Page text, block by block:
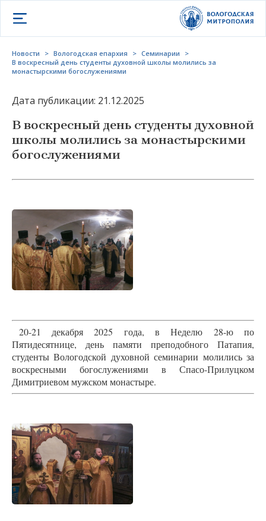
Открыть меню
Новости > Вологодская епархия > Семинарии
>
В воскресный день студенты духовной школы молились за
монастырскими богослужениями
Дата публикации: 21.12.2025
В воскресный день студенты духовной
школы молились за монастырскими
богослужениями
20-21 декабря 2025 года, в Неделю 28-ю по
Пятидесятнице, день памяти преподобного Патапия,
студенты Вологодской духовной семинарии молились за
воскресными богослужениями в Спасо-Прилуцком
Димитриевом мужском монастыре.